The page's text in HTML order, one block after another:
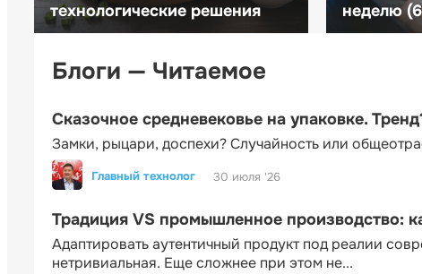
технологические решения
неделю
Блоги — Читаемое
Сказочное средневековье на упаковке.
Замки, рыцари, доспехи? Случайность или
Главный технолог 30 июля '26
Традиция VS промышленное производство:
Адаптировать аутентичный продукт под реалии
нетривиальная. Еще сложнее при этом не...